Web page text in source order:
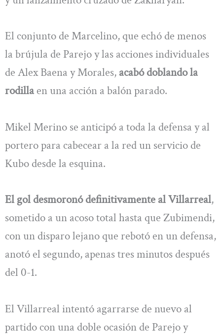
El conjunto de Marcelino, que echó de menos
la brújula de Parejo y las acciones individuales
de Alex Baena y Morales, acabó doblando la
rodillaen una acción a balón parado.
Mikel Merino se anticipó a toda la defensa y al
portero para cabecear a la red un servicio de
Kubo desde la esquina.
El gol desmoronó definitivamente al Villarreal,
sometido a un acoso total hasta que Zubimendi,
con un disparo lejano que rebotó en un defensa,
anotó el segundo, apenas tres minutos después
del 0-1.
El Villarreal intentó agarrarse de nuevo al
partido con una doble ocasión de Parejo y